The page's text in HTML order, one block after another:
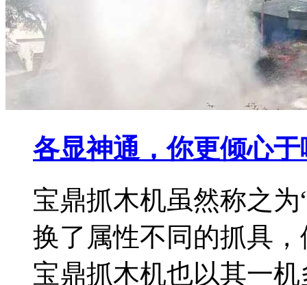
各显神通，你更倾心
宝鼎抓木机虽然称之
换了属性不同的抓具
宝鼎抓木机也以其一